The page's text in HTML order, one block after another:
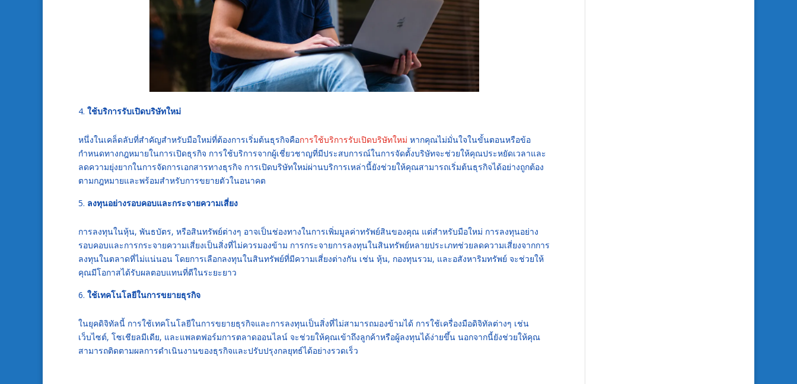
ใช้บริการรับเปิดบริษัทใหม่
หนึ่งในเคล็ดลับที่สำคัญสำหรับมือใหม่ที่ต้องการเริ่มต้นธุรกิจคือการใช้บริการรับเปิดบริษัทใหม่ หากคุณไม่มั่นใจในขั้นตอนหรือข้อ
กำหนดทางกฎหมายในการเปิดธุรกิจ การใช้บริการจากผู้เชี่ยวชาญที่มีประสบการณ์ในการจัดตั้งบริษัทจะช่วยให้คุณประหยัดเวลาและ
ลดความยุ่งยากในการจัดการเอกสารทางธุรกิจ การเปิดบริษัทใหม่ผ่านบริการเหล่านี้ยังช่วยให้คุณสามารถเริ่มต้นธุรกิจได้อย่างถูกต้อง
ตามกฎหมายและพร้อมสำหรับการขยายตัวในอนาคต
ลงทุนอย่างรอบคอบและกระจายความเสี่ยง
การลงทุนในหุ้น, พันธบัตร, หรือสินทรัพย์ต่างๆ อาจเป็นช่องทางในการเพิ่มมูลค่าทรัพย์สินของคุณ แต่สำหรับมือใหม่ การลงทุนอย่าง
รอบคอบและการกระจายความเสี่ยงเป็นสิ่งที่ไม่ควรมองข้าม การกระจายการลงทุนในสินทรัพย์หลายประเภทช่วยลดความเสี่ยงจากการ
ลงทุนในตลาดที่ไม่แน่นอน โดยการเลือกลงทุนในสินทรัพย์ที่มีความเสี่ยงต่างกัน เช่น หุ้น, กองทุนรวม, และอสังหาริมทรัพย์ จะช่วยให้
คุณมีโอกาสได้รับผลตอบแทนที่ดีในระยะยาว
ใช้เทคโนโลยีในการขยายธุรกิจ
ในยุคดิจิทัลนี้ การใช้เทคโนโลยีในการขยายธุรกิจและการลงทุนเป็นสิ่งที่ไม่สามารถมองข้ามได้ การใช้เครื่องมือดิจิทัลต่างๆ เช่น
เว็บไซต์, โซเชียลมีเดีย, และแพลตฟอร์มการตลาดออนไลน์ จะช่วยให้คุณเข้าถึงลูกค้าหรือผู้ลงทุนได้ง่ายขึ้น นอกจากนี้ยังช่วยให้คุณ
สามารถติดตามผลการดำเนินงานของธุรกิจและปรับปรุงกลยุทธ์ได้อย่างรวดเร็ว